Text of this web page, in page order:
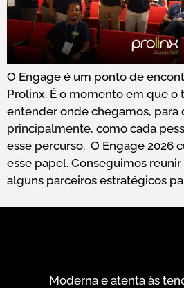
O Engage é um ponto de
Prolinx. É o momento em que o
entender onde chegamos, para
principalmente, como cada
esse percurso. O Engage 2026
esse papel. Conseguimos
alguns parceiros estratégicos
Moderna e atenta às